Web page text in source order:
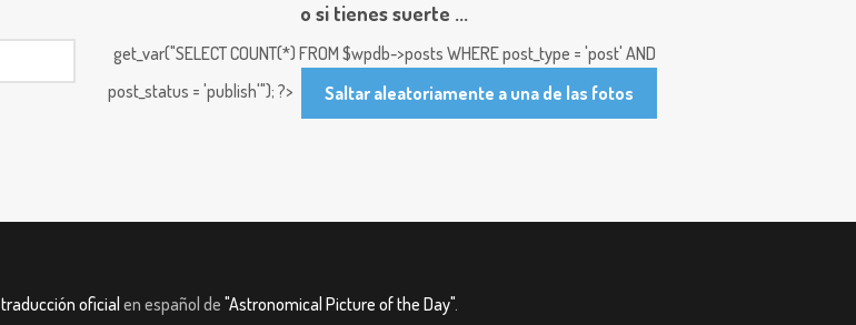
o si tienes suerte ...
get_var("SELECT COUNT(*) FROM $wpdb->posts WHERE post_type = 'post' AND
post_status = 'publish'"); ?>
Saltar aleatoriamente a una de las fotos
traducción oficial en español de "Astronomical Picture of the Day".